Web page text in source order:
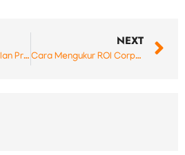
Indikator Keberhasilan Program Training Karyawan yang Wajib Diketahui Perusahaan
NEXT
Cara Mengukur ROI Corporate Training: Panduan Lengkap Menghitung Efektivitas Investasi Pelatihan Perusahaan